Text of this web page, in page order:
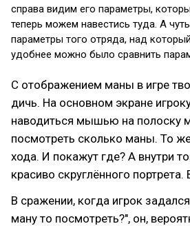
справа видим его параметры,
теперь можем навестись туда. А
параметры того отряда, над
удобнее можно было сравнить
С отображением маны в игре
дичь. На основном экране
наводиться мышью на полоску
посмотреть сколько маны. То
хода. И покажут где? А внутри
красиво скруглённого портрета.
В сражении, когда игрок
ману то посмотреть?", он,